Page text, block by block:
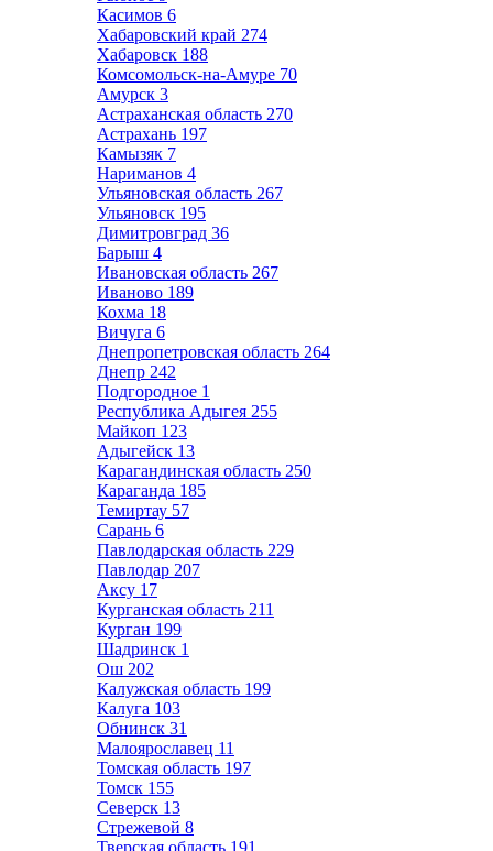
Касимов 6
Хабаровский край 274
Хабаровск 188
Комсомольск-на-Амуре 70
Амурск 3
Астраханская область 270
Астрахань 197
Камызяк 7
Нариманов 4
Ульяновская область 267
Ульяновск 195
Димитровград 36
Барыш 4
Ивановская область 267
Иваново 189
Кохма 18
Вичуга 6
Днепропетровская область 264
Днепр 242
Подгородное 1
Республика Адыгея 255
Майкоп 123
Адыгейск 13
Карагандинская область 250
Караганда 185
Темиртау 57
Сарань 6
Павлодарская область 229
Павлодар 207
Аксу 17
Курганская область 211
Курган 199
Шадринск 1
Ош 202
Калужская область 199
Калуга 103
Обнинск 31
Малоярославец 11
Томская область 197
Томск 155
Северск 13
Стрежевой 8
Тверская область 191